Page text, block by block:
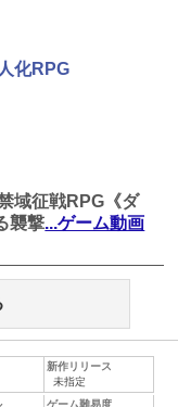
化RPG
域征戦RPG《ダ
襲撃...ゲーム動画
新作リリース
ゲーム難易度